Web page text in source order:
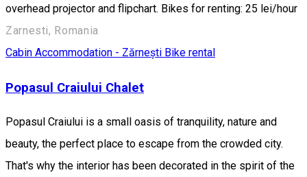
overhead projector and flipchart. Bikes for renting: 25 lei/hour
Zarnesti, Romania
Cabin Accommodation - Zărnești Bike rental
Popasul Craiului Chalet
Popasul Craiului is a small oasis of tranquility, nature and
beauty, the perfect place to escape from the crowded city.
That's why the interior has been decorated in the spirit of the